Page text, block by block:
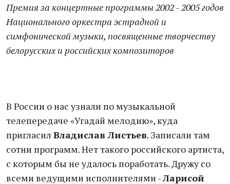
Премия за концертные программы 2002 - 2005 годов
Национального оркестра эстрадной и
симфонической музыки, посвященные творчеству
белорусских и российских композиторов
В России о нас узнали по музыкальной
телепередаче «Угадай мелодию», куда
пригласил Владислав Листьев. Записали там
сотни программ. Нет такого российского артиста,
с которым бы не удалось поработать. Дружу со
всеми ведущими исполнителями -Ларисой